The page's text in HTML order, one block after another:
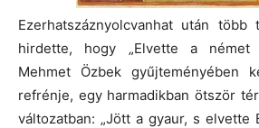
Ezerhatszáznyolcvanhat után
hirdette, hogy „Elvette a német
Mehmet Özbek gyűjteményében
refrénje, egy harmadikban ötször
változatban: „Jött a gyaur, s elvette